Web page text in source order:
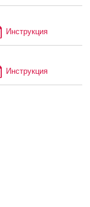
Инструкция
Инструкция